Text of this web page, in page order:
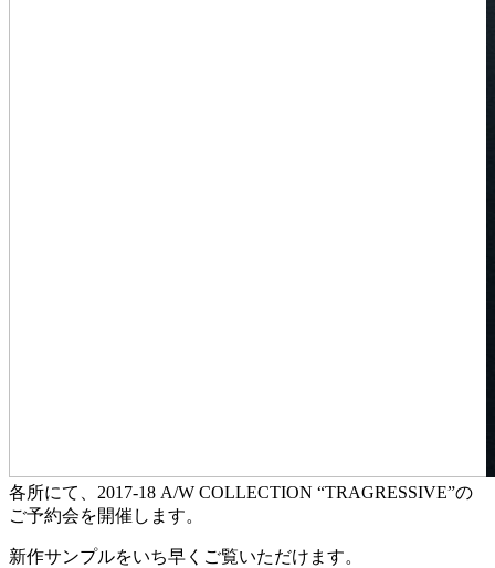
各所にて、2017-18 A/W COLLECTION “TRAGRESSIVE”の
ご予約会を開催します。
新作サンプルをいち早くご覧いただけます。